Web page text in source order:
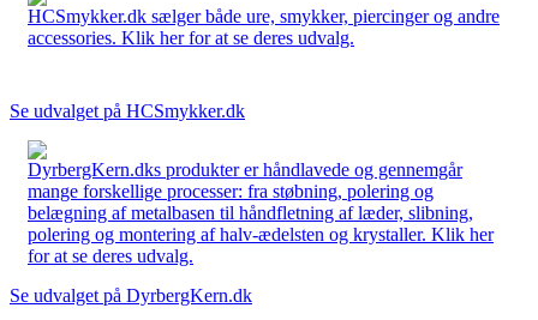
HCSmykker.dk sælger både ure, smykker, piercinger og andre
accessories. Klik her for at se deres udvalg.
Se udvalget på HCSmykker.dk
DyrbergKern.dks produkter er håndlavede og gennemgår
mange forskellige processer: fra støbning, polering og
belægning af metalbasen til håndfletning af læder, slibning,
polering og montering af halv-ædelsten og krystaller. Klik her
for at se deres udvalg.
Se udvalget på DyrbergKern.dk